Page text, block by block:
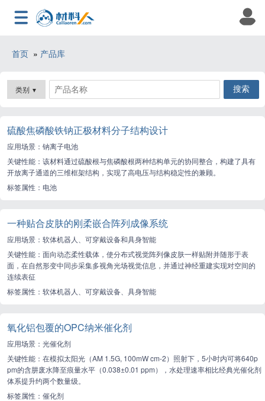
首页 » 产品库
类别 ▼
硫酸焦磷酸铁钠正极材料分子结构设计
应用场景：钠离子电池
关键性能：该材料通过硫酸根与焦磷酸根两种结构单元的协同整合，构建了具有
开放离子通道的三维框架结构，实现了高电压与结构稳定性的兼顾。
标签属性：电池
一种贴合皮肤的刚柔嵌合阵列成像系统
应用场景：软体机器人、可穿戴设备和具身智能
关键性能：面向动态柔性载体，使分布式视觉阵列像皮肤一样贴附并随形于表
面，在自然形变中同步采集多视角光场视觉信息，并通过神经重建实现对空间的
连续表征
标签属性：软体机器人、可穿戴设备、具身智能
氧化铝‌包覆的OPC纳米催化剂
应用场景：光催化剂
关键性能：在模拟太阳光（AM 1.5G, 100mW cm-2）照射下，5小时内可将640p
pm的含肼废水降至痕量水平（0.038±0.01 ppm），水处理速率相比经典光催化剂
体系提升约两个数量级。
标签属性：催化剂